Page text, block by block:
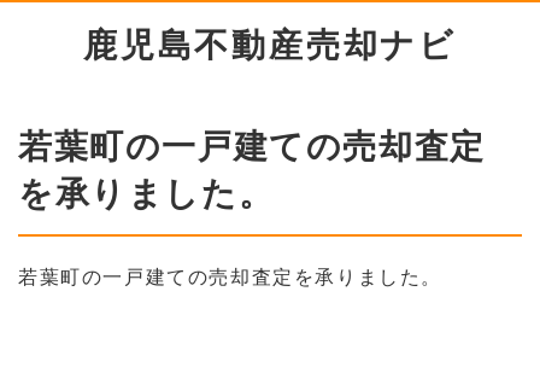
鹿児島不動産売却ナビ
若葉町の一戸建ての売却査定
を承りました。
若葉町の一戸建ての売却査定を承りました。